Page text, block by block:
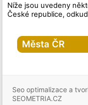
Níže jsou uvedeny
České republice,
Města ČR
Praha-1
Praha-2
Seo optimalizace a
SEOMETRIA.CZ